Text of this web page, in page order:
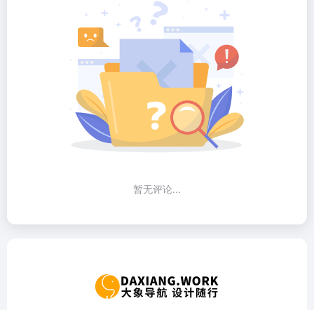
暂无评论...